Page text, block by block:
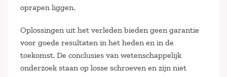
oprapen liggen.
Oplossingen uit het verleden bieden geen garantie
voor goede resultaten in het heden en in de
toekomst. De conclusies van wetenschappelijk
onderzoek staan op losse schroeven en zijn niet